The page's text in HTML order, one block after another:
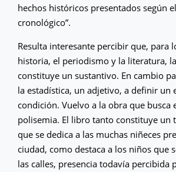
hechos históricos presentados según
cronológico”.
Resulta interesante percibir que, para
historia, el periodismo y la literatura,
constituye un sustantivo. En cambio
la estadística, un adjetivo, a definir un
condición. Vuelvo a la obra que busca
polisemia. El libro tanto constituye un
que se dedica a las muchas niñeces
ciudad, como destaca a los niños que
las calles, presencia todavía percibida